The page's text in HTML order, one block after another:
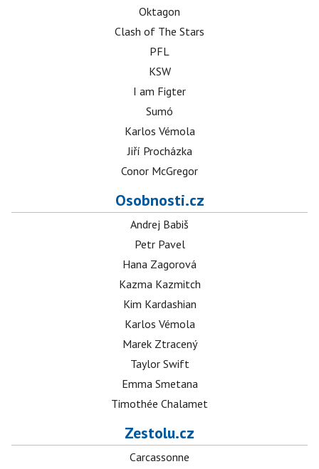
Oktagon
Clash of The Stars
PFL
KSW
I am Figter
Sumó
Karlos Vémola
Jiří Procházka
Conor McGregor
Osobnosti.cz
Andrej Babiš
Petr Pavel
Hana Zagorová
Kazma Kazmitch
Kim Kardashian
Karlos Vémola
Marek Ztracený
Taylor Swift
Emma Smetana
Timothée Chalamet
Zestolu.cz
Carcassonne